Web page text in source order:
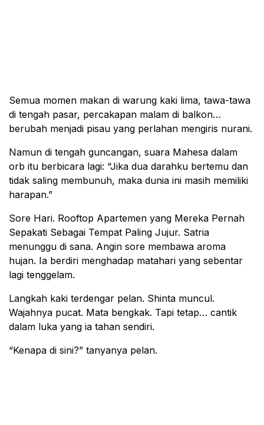
Semua momen makan di warung kaki lima, tawa-tawa
di tengah pasar, percakapan malam di balkon…
berubah menjadi pisau yang perlahan mengiris nurani.
Namun di tengah guncangan, suara Mahesa dalam
orb itu berbicara lagi: “Jika dua darahku bertemu dan
tidak saling membunuh, maka dunia ini masih memiliki
harapan.”
Sore Hari. Rooftop Apartemen yang Mereka Pernah
Sepakati Sebagai Tempat Paling Jujur. Satria
menunggu di sana. Angin sore membawa aroma
hujan. Ia berdiri menghadap matahari yang sebentar
lagi tenggelam.
Langkah kaki terdengar pelan. Shinta muncul.
Wajahnya pucat. Mata bengkak. Tapi tetap… cantik
dalam luka yang ia tahan sendiri.
“Kenapa di sini?” tanyanya pelan.